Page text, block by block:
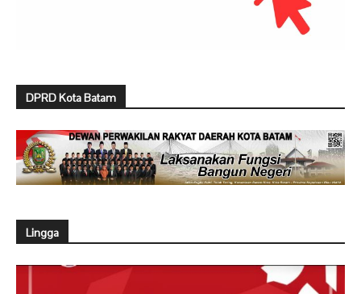
DPRD Kota Batam
Lingga